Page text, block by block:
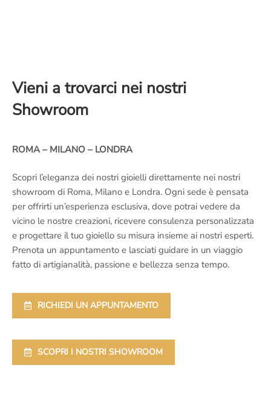
Vieni a trovarci nei nostri
Showroom
ROMA – MILANO – LONDRA
Scopri l’eleganza dei nostri gioielli direttamente nei nostri
showroom di Roma, Milano e Londra. Ogni sede è pensata
per offrirti un’esperienza esclusiva, dove potrai vedere da
vicino le nostre creazioni, ricevere consulenza personalizzata
e progettare il tuo gioiello su misura insieme ai nostri esperti.
Prenota un appuntamento e lasciati guidare in un viaggio
fatto di artigianalità, passione e bellezza senza tempo.
RICHIEDI UN APPUNTAMENTO
SCOPRI I NOSTRI SHOWROOM